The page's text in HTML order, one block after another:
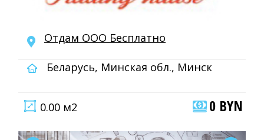
Отдам ООО Бесплатно
Беларусь, Минская обл., Минск
0.00 м2 0 BYN